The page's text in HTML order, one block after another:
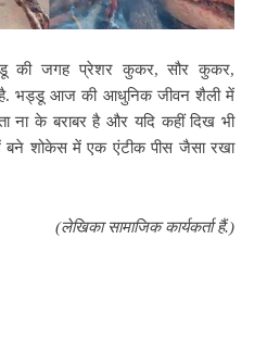
की जगह प्रेशर कुकर, सौर कुकर,
भड्डू आज की आधुनिक जीवन शैली में
ना के बराबर है और यदि कहीं दिख भी
बने शोकेस में एक एंटीक पीस जैसा रखा
(लेखिका सामाजिक कार्यकर्ता हैं.)